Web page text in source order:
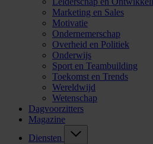
Marketing en Sales
Motivatie
Ondernemerschap
Overheid en Politiek
Onderwijs
Sport en Teambuilding
Toekomst en Trends
Wereldwijd
Wetenschap
Dagvoorzitters
Magazine
Diensten